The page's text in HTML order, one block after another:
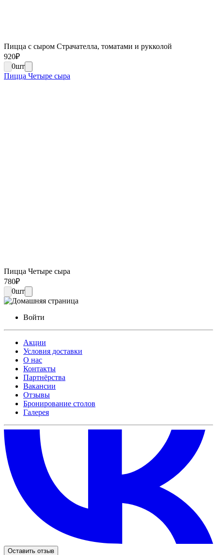
Пицца с сыром Страчателла, томатами и рукколой
920₽
0шт
Пицца Четыре сыра
Пицца Четыре сыра
780₽
0шт
Войти
Акции
Условия доставки
О нас
Контакты
Партнёрства
Вакансии
Отзывы
Бронирование столов
Галерея
Оставить отзыв